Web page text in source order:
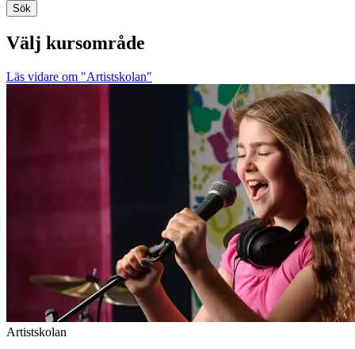
Sök
Välj kursområde
Läs vidare om "Artistskolan"
Artistskolan